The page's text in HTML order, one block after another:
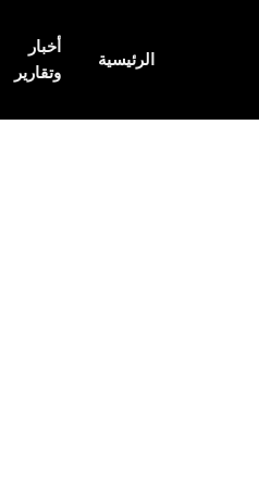
الرئيسية
أخبار
وتقارير